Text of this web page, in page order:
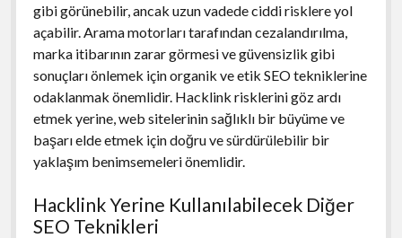
gibi görünebilir, ancak uzun vadede ciddi risklere yol
açabilir. Arama motorları tarafından cezalandırılma,
marka itibarının zarar görmesi ve güvensizlik gibi
sonuçları önlemek için organik ve etik SEO tekniklerine
odaklanmak önemlidir. Hacklink risklerini göz ardı
etmek yerine, web sitelerinin sağlıklı bir büyüme ve
başarı elde etmek için doğru ve sürdürülebilir bir
yaklaşım benimsemeleri önemlidir.
Hacklink Yerine Kullanılabilecek Diğer
SEO Teknikleri